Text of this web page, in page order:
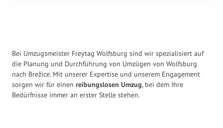
Bei Umzugsmeister Freytag Wolfsburg sind wir spezialisiert auf
die Planung und Durchführung von Umzügen von Wolfsburg
nach Brežice. Mit unserer Expertise und unserem Engagement
sorgen wir für einen reibungslosen Umzug, bei dem Ihre
Bedürfnisse immer an erster Stelle stehen.